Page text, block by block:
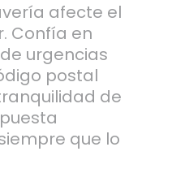
afecte el
Confía en
urgencias
postal
de
que lo